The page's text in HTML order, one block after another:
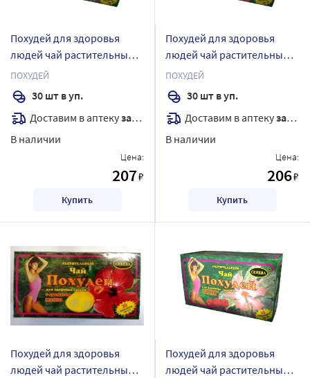
Похудей для здоровья
людей чай растительный/
земляника 2 гр 30 шт.
фильтр-пакеты
ПОХУДЕЙ
30 шт в уп.
Доставим в аптекузавтра
В наличии
Цена:
207₽
Купить
Похудей для здоровья
людей чай растительный/
лесная ягода 2 гр 30 шт.
фильтр-пакеты
ПОХУДЕЙ
30 шт в уп.
Доставим в аптекузавтра
В наличии
Цена:
206₽
Купить
Похудей для здоровья
людей чай растительный/
Похудей для здоровья
людей чай растительный/